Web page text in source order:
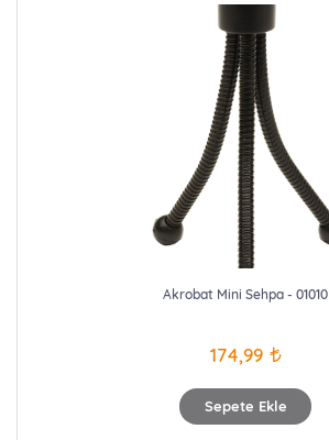
Sepete Ekle
Akrobat Mini Sehpa - 01010
174,99